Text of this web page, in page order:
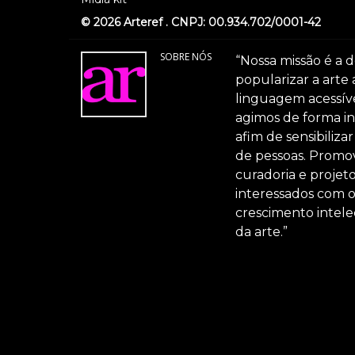
© 2026 Arteref . CNPJ: 00.934.702/0001-42
SOBRE NÓS
“Nossa missão é
popularizar a arte
linguagem
agimos de forma
afim de
de pessoas.
curadoria e
interessados com
crescimento
da arte.”